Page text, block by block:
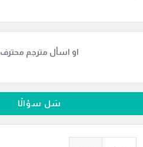
او اسأل مترجم محترف
سَل سؤالًا